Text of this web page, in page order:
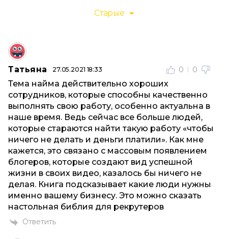
Старые
Татьяна 27.05.2021 18:33 0 0
Тема найма действительно хороших
сотрудников, которые способны качественно
выполнять свою работу, особенно актуальна в
наше время. Ведь сейчас все больше людей,
которые стараются найти такую работу «чтобы
ничего не делать и деньги платили». Как мне
кажется, это связано с массовым появлением
блогеров, которые создают вид успешной
жизни в своих видео, казалось бы ничего не
делая. Книга подсказывает какие люди нужны
именно вашему бизнесу. Это можно сказать
настольная библия для рекрутеров
Ответить